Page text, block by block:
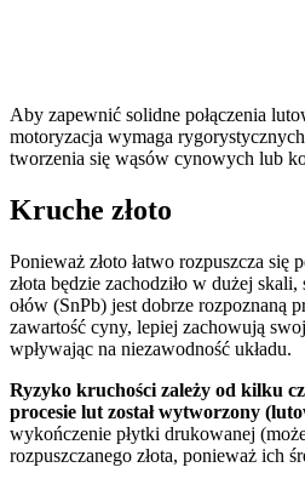
Aby zapewnić solidne połączenia
motoryzacja wymaga
tworzenia się wąsów cynowych lub
Kruche złoto
Ponieważ złoto łatwo rozpuszcza
złota będzie zachodziło w dużej
ołów (SnPb) jest dobrze rozpoznaną
zawartość cyny, lepiej zachowują
wpływając na niezawodność układu.
Ryzyko kruchości zależy od kilku
procesie lut został wytworzony
wykończenie płytki drukowanej
rozpuszczanego złota, ponieważ ich